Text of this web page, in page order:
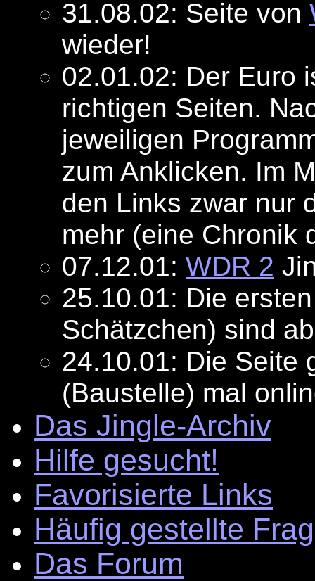
31.08.02: Seite von
wieder!
02.01.02: Der Euro
richtigen Seiten.
jeweiligen
zum Anklicken. Im
den Links zwar nur
mehr (eine Chronik
07.12.01: WDR 2
25.10.01: Die
Schätzchen) sind
24.10.01: Die Seite
(Baustelle) mal
Das Jingle-Archiv
Hilfe gesucht!
Favorisierte Links
Häufig gestellte
Das Forum